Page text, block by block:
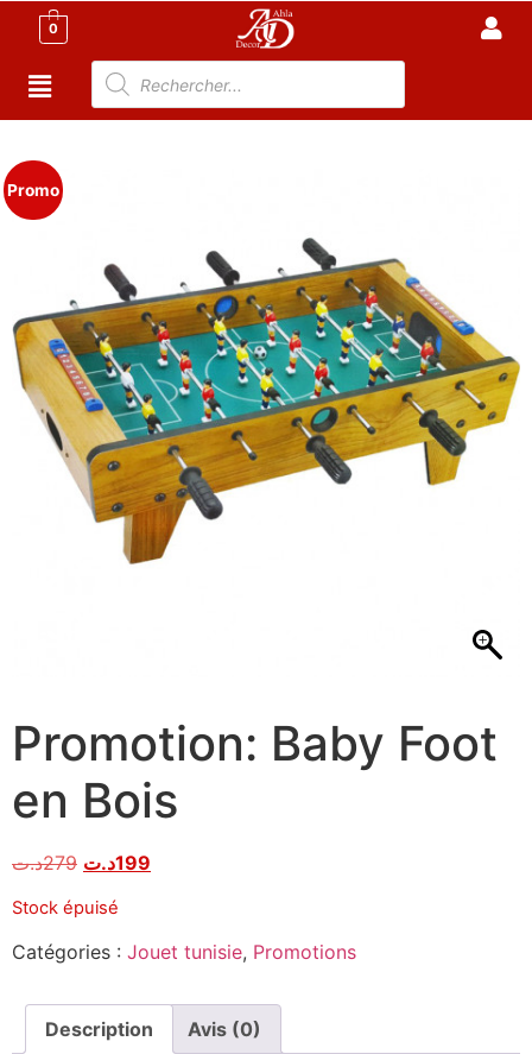
0
Promo
Promotion: Baby Foot
en Bois
279د.ت 199د.ت
Stock épuisé
Catégories : Jouet tunisie, Promotions
Description Avis (0)